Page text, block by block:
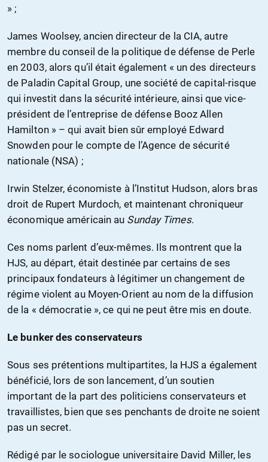
» ;
James Woolsey, ancien directeur de la CIA, autre
membre du conseil de la politique de défense de Perle
en 2003, alors qu’il était également « un des directeurs
de Paladin Capital Group, une société de capital-risque
qui investit dans la sécurité intérieure, ainsi que vice-
président de l’entreprise de défense Booz Allen
Hamilton » – qui avait bien sûr employé Edward
Snowden pour le compte de l’Agence de sécurité
nationale (NSA) ;
Irwin Stelzer, économiste à l’Institut Hudson, alors bras
droit de Rupert Murdoch, et maintenant chroniqueur
économique américain au Sunday Times.
Ces noms parlent d’eux-mêmes. Ils montrent que la
HJS, au départ, était destinée par certains de ses
principaux fondateurs à légitimer un changement de
régime violent au Moyen-Orient au nom de la diffusion
de la « démocratie », ce qui ne peut être mis en doute.
Le bunker des conservateurs
Sous ses prétentions multipartites, la HJS a également
bénéficié, lors de son lancement, d’un soutien
important de la part des politiciens conservateurs et
travaillistes, bien que ses penchants de droite ne soient
pas un secret.
Rédigé par le sociologue universitaire David Miller, les